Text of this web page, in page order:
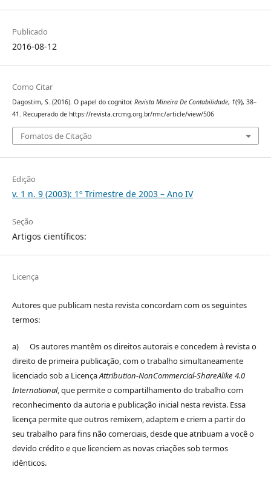
Publicado
2016-08-12
Como Citar
Dagostim, S. (2016). O papel do cognitor. Revista Mineira De Contabilidade, 1(9), 38–
41. Recuperado de https://revista.crcmg.org.br/rmc/article/view/506
Fomatos de Citação
Edição
v. 1 n. 9 (2003): 1º Trimestre de 2003 – Ano IV
Seção
Artigos científicos:
Licença
Autores que publicam nesta revista concordam com os seguintes
termos:
a) Os autores mantêm os direitos autorais e concedem à revista o
direito de primeira publicação, com o trabalho simultaneamente
licenciado sob a LicençaAttribution-NonCommercial-ShareAlike 4.0
International, que permite o compartilhamento do trabalho com
reconhecimento da autoria e publicação inicial nesta revista. Essa
licença permite que outros remixem, adaptem e criem a partir do
seu trabalho para fins não comerciais, desde que atribuam a você o
devido crédito e que licenciem as novas criações sob termos
idênticos.